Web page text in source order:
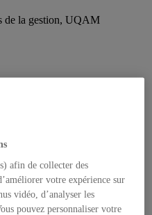
de la gestion, UQAM
étudiant.e.s du
à 14:00 Format
sciences de la gestion,
afin de collecter des
votre expérience sur
vidéo, d’analyser les
pouvez personnaliser votre